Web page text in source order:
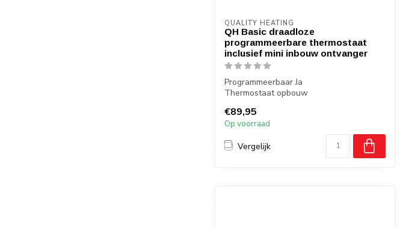
QUALITY HEATING
QH Basic draadloze
programmeerbare thermostaat
inclusief mini inbouw ontvanger
Programmeerbaar Ja
Thermostaat opbouw
Bediening ...
€89,95
Op voorraad
Vergelijk